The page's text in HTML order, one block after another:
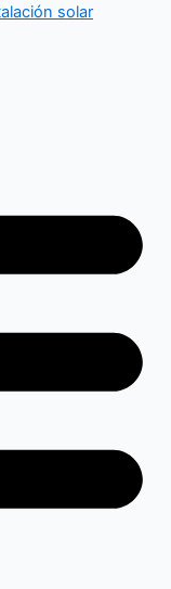
solar